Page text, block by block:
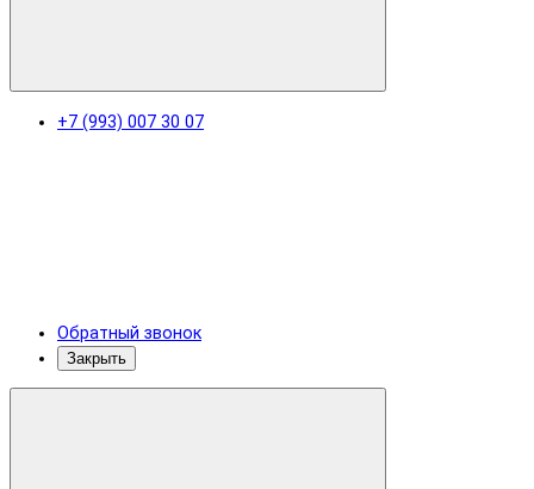
+7 (993) 007 30 07
Обратный звонок
Закрыть